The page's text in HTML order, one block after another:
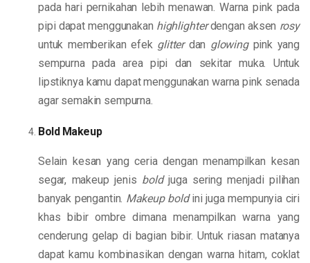
pada hari pernikahan lebih menawan. Warna pink pada
pipi dapat menggunakan highlighterdengan aksen rosy
untuk memberikan efek glitter dan glowingpink yang
sempurna pada area pipi dan sekitar muka. Untuk
lipstiknya kamu dapat menggunakan warna pink senada
agar semakin sempurna.
Bold Makeup
Selain kesan yang ceria dengan menampilkan kesan
segar, makeup jenis boldjuga sering menjadi pilihan
banyak pengantin. Makeup boldini juga mempunyia ciri
khas bibir ombre dimana menampilkan warna yang
cenderung gelap di bagian bibir. Untuk riasan matanya
dapat kamu kombinasikan dengan warna hitam, coklat